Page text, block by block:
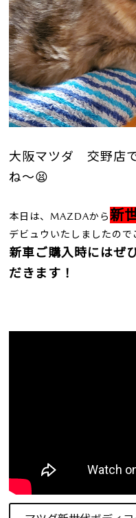
大阪マツダ 交野店
ね～😫
本日は、MAZDAから新
デビュウいたしましたので
新車ご購入時にはぜ
だきます！